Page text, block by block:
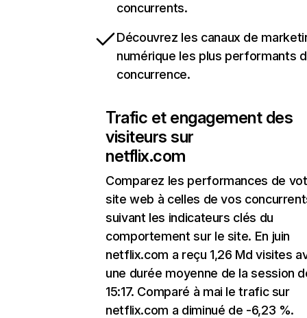
concurrents.
Découvrez les canaux de
numérique les plus performants
concurrence.
Trafic et engagement des
visiteurs sur
netflix.com
Comparez les performances de
site web à celles de vos
suivant les indicateurs clés du
comportement sur le site. En juin
netflix.com a reçu 1,26 Md visites
une durée moyenne de la session
15:17. Comparé à mai le trafic sur
netflix.com a diminué de -6,23 %.